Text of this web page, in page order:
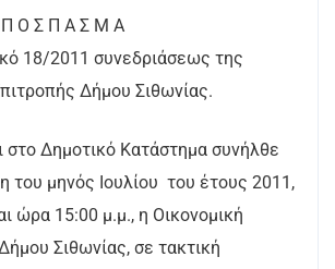
Α Σ Μ Α
18/2011 συνεδριάσεως της
Δήμου Σιθωνίας.
στο Δημοτικό Κατάστημα συνήλθε
του μηνός Ιουλίου του έτους 2011,
ώρα 15:00 μ.μ., η Οικονομική
Σιθωνίας, σε τακτική